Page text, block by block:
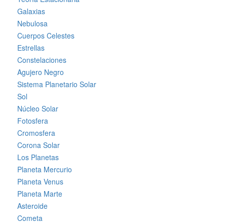
Galaxias
Nebulosa
Cuerpos Celestes
Estrellas
Constelaciones
Agujero Negro
Sistema Planetario Solar
Sol
Núcleo Solar
Fotosfera
Cromosfera
Corona Solar
Los Planetas
Planeta Mercurio
Planeta Venus
Planeta Marte
Asteroide
Cometa